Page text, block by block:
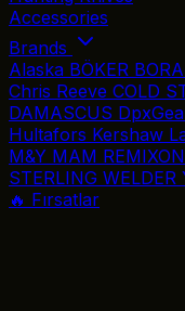
Accessories
Brands
Alaska BÖKER BORA
Chris Reeve COLD
DAMASCUS
Hultafors Kershaw
M&Y MAM REMIXON
STERLING WELDER
🔥 Fırsatlar